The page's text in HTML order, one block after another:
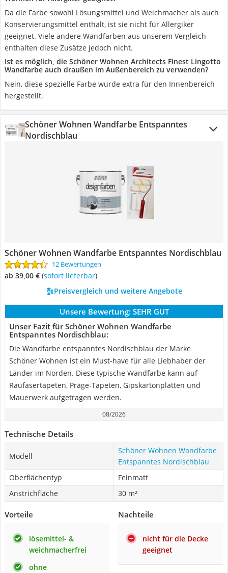
Da die Farbe sowohl Lösungsmittel und Weichmacher als auch
Konservierungsmittel enthält, ist sie nicht für Allergiker
geeignet. Viele andere Wandfarben aus unserem Vergleich
enthalten diese Zusätze jedoch nicht.
Ist es möglich, die Schöner Wohnen Architects Finest Lingotto
Wandfarbe auch draußen im Außenbereich zu verwenden?
Nein, diese spezielle Farbe wurde extra für den Innenbereich
hergestellt.
Schöner Wohnen Wandfarbe Entspanntes
Nordischblau
Schöner Wohnen Wandfarbe Entspanntes Nordischblau
12 Bewertungen
ab 39,00 € ( Sofort lieferbar)
Preisvergleich und weitere Angebote
Unsere Bewertung: SEHR GUT
Unser Fazit für Schöner Wohnen Wandfarbe
Entspanntes Nordischblau:
Die Wandfarbe entspanntes Nordischblau der Marke
Schöner Wohnen ist ein Must-have für alle Liebhaber der
Länder im Norden. Diese typische Wandfarbe kann auf
Raufasertapeten, Präge-Tapeten, Gipskartonplatten und
Mauerwerk aufgetragen werden.
08/2026
Technische Details
Modell
Schöner Wohnen Wandfarbe
Entspanntes Nordischblau
Oberflächentyp
Feinmatt
Anstrichfläche
30 m²
Vorteile
lösemittel- &
weichmacherfrei
ohne
Nachteile
nicht für die Decke
geeignet